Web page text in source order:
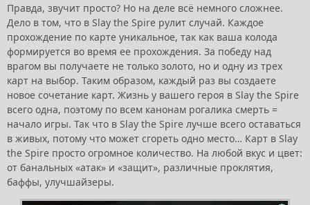
Правда, звучит просто? Но на деле всё немного сложнее.
Дело в том, что в Slay the Spire рулит случай. Каждое
прохождение по карте уникальное, так как ваша колода
формируется во время ее прохождения. За победу над
врагом вы получаете не только золото, но и одну из трех
карт на выбор. Таким образом, каждый раз вы создаете
новое сочетание карт. Жизнь у вашего героя в Slay the Spire
всего одна, поэтому по всем канонам рогалика смерть =
начало игры. Так что в Slay the Spire лучше всего оставаться
в живых, потому что может сгореть одно место… Карт в Slay
the Spire просто огромное количество. На любой вкус и цвет:
от банальных «атак» и «защит», различные проклятия,
баффы, улучшайзеры.